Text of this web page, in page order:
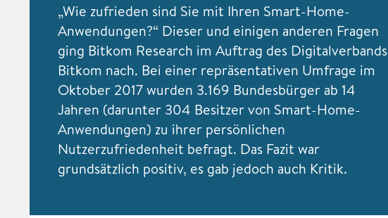
„Wie zufrieden sind Sie mit Ihren Smart-Home-
Anwendungen?“ Dieser und einigen anderen Fragen
ging Bitkom Research im Auftrag des Digitalverbands
Bitkom nach. Bei einer repräsentativen Umfrage im
Oktober 2017 wurden 3.169 Bundesbürger ab 14
Jahren (darunter 304 Besitzer von Smart-Home-
Anwendungen) zu ihrer persönlichen
Nutzerzufriedenheit befragt. Das Fazit war
grundsätzlich positiv, es gab jedoch auch Kritik.